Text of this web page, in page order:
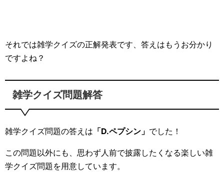
それでは雑学クイズの正解発表です、答えはもうお分かり
ですよね？
雑学クイズ問題解答
雑学クイズ問題の答えは 「D.ペプシン」 でした！
この問題以外にも、思わず人前で披露したくなる楽しい雑
学クイズ問題を用意しています。